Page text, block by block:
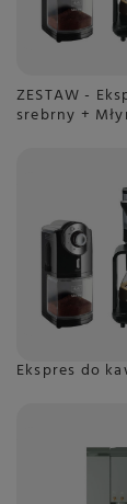
ZESTAW -
srebrny +
Ekspres do